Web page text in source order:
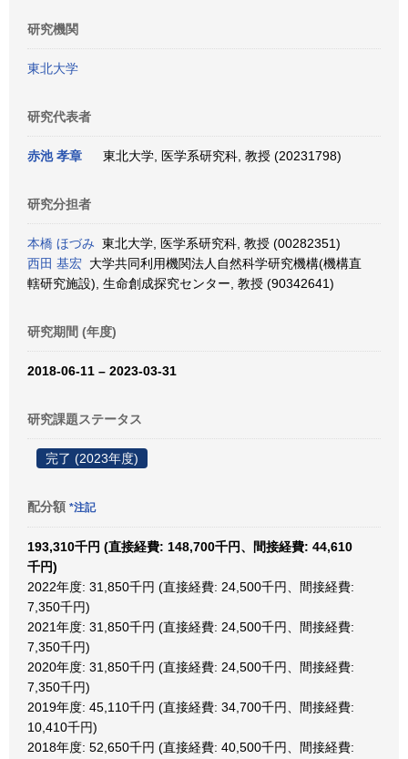
研究機関
東北大学
研究代表者
赤池 孝章 東北大学, 医学系研究科, 教授 (20231798)
研究分担者
本橋 ほづみ 東北大学, 医学系研究科, 教授 (00282351)
西田 基宏 大学共同利用機関法人自然科学研究機構(機構直
轄研究施設), 生命創成探究センター, 教授 (90342641)
研究期間 (年度)
2018-06-11 – 2023-03-31
研究課題ステータス
完了 (2023年度)
配分額 *注記
193,310千円 (直接経費: 148,700千円、間接経費: 44,610
千円)
2022年度: 31,850千円 (直接経費: 24,500千円、間接経費:
7,350千円)
2021年度: 31,850千円 (直接経費: 24,500千円、間接経費:
7,350千円)
2020年度: 31,850千円 (直接経費: 24,500千円、間接経費:
7,350千円)
2019年度: 45,110千円 (直接経費: 34,700千円、間接経費:
10,410千円)
2018年度: 52,650千円 (直接経費: 40,500千円、間接経費: